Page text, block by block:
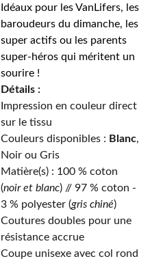
Idéaux pour les VanLifers, les
baroudeurs du dimanche, les
super actifs ou les parents
super-héros qui méritent un
sourire !
Détails :
Impression en couleur direct
sur le tissu
Couleurs disponibles : Blanc,
Noir ou Gris
Matière(s) : 100 % coton
(noir et blanc) // 97 % coton -
3 % polyester (gris chiné)
Coutures doubles pour une
résistance accrue
Coupe unisexe avec col rond